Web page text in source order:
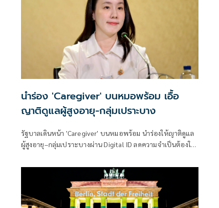
นำร่อง 'Caregiver' บนหมอพร้อม เอื้อ
ญาติดูแลผู้สูงอายุ-กลุ่มเปราะบาง
รัฐบาลเดินหน้า 'Caregiver' บนหมอพร้อม นำร่องให้ญาติดูแล
ผู้สูงอายุ–กลุ่มเปราะบางผ่าน Digital ID ลดความจำเป็นต้องใช้